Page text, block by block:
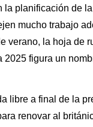
la planificación de
mucho trabajo
verano, la hoja de
figura un
libre a final de la
renovar al